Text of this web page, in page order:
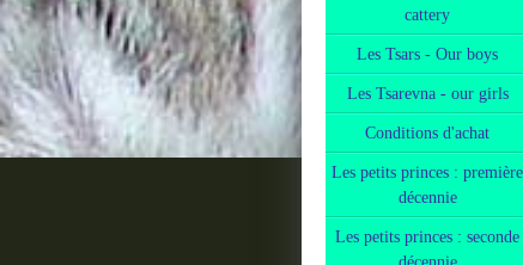
cattery
Les Tsars - Our boys
Les Tsarevna - our girls
Conditions d'achat
Les petits princes : première
décennie
Les petits princes : seconde